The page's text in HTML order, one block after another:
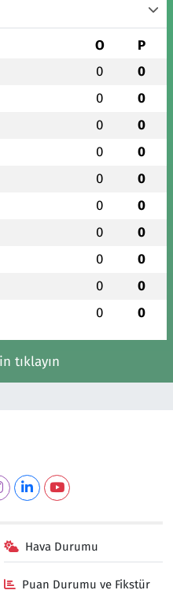
O P
0 0
0 0
0 0
0 0
0 0
0 0
0 0
0 0
0 0
0 0
tıklayın
Hava Durumu
Puan Durumu ve Fikstür